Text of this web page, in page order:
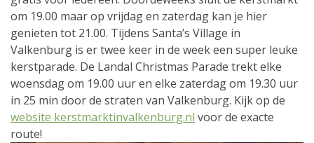
om 19.00 maar op vrijdag en zaterdag kan je hier
genieten tot 21.00. Tijdens Santa’s Village in
Valkenburg is er twee keer in de week een super leuke
kerstparade. De Landal Christmas Parade trekt elke
woensdag om 19.00 uur en elke zaterdag om 19.30 uur
in 25 min door de straten van Valkenburg. Kijk op de
website kerstmarktinvalkenburg.nl voor de exacte
route!